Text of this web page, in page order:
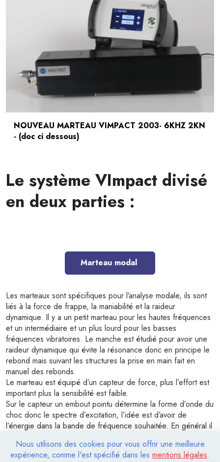
Nous utilisons des cookies pour vous offrir une meilleure
expérience, comme l'est spécifié dans les mentions légales.
NOUVEAU MARTEAU VIMPACT 2003- 6KHZ 2KN
- (doc ci dessous)
Le système VImpact divisé
en deux parties :
Marteau modal
Les marteaux sont spécifiques pour l’analyse modale, ils sont
liés à la force de frappe, la maniabilité et la raideur
dynamique. Il y a un petit marteau pour les hautes fréquences
et un intermédiaire et un plus lourd pour les basses
fréquences vibratoires. Le manche est étudié pour avoir une
raideur dynamique qui évite la résonance donc en principe le
rebond mais suivant les structures la prise en main fait en
manuel des rebonds.
Le marteau est équipé d’un capteur de force, plus l’effort est
important plus la sensibilité est faible.
Sur le capteur un embout pointu détermine la forme d’onde du
choc donc le spectre d’excitation, l’idée est d’avoir de
l’énergie dans la bande de fréquence souhaitée. En général il
mou, intermédiaire et dur donc basse, moyenne haute
fréquence.